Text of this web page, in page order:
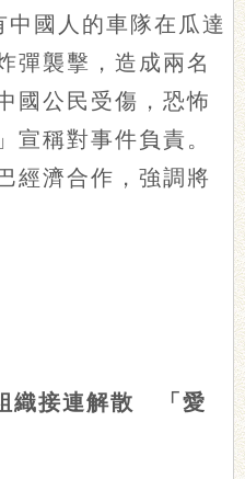
國人的車隊在瓜達
彈襲擊，造成兩名
國公民受傷，恐怖
宣稱對事件負責。
經濟合作，強調將
織接連解散 「愛